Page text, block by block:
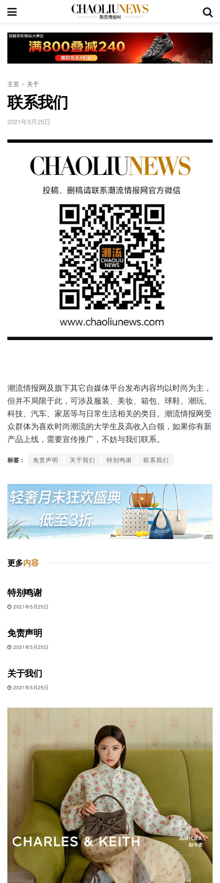
主页 关于
联系我们
2021年5月25日
潮流情报网及旗下其它自媒体平台发布内容均以时尚为主，
但并不局限于此，可涉及服装、美妆、箱包、球鞋、潮玩、
科技、汽车、家居等与日常生活相关的类目。潮流情报网受
众群体为喜欢时尚潮流的大学生及高收入白领，如果你有新
产品上线，需要宣传推广，不妨与我们联系。
标签： 免责声明 关于我们 特别鸣谢 联系我们
更多内容
特别鸣谢
2021年5月25日
关于
免责声明
2021年5月25日
关于
关于我们
2021年5月25日